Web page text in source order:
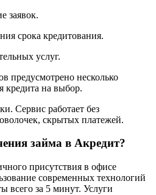
заявок.
срока кредитования.
услуг.
предусмотрено несколько
кредита на выбор.
Сервис работает без
скрытых платежей.
займа в Акредит?
присутствия в офисе
современных технологий
всего за 5 минут. Услуги